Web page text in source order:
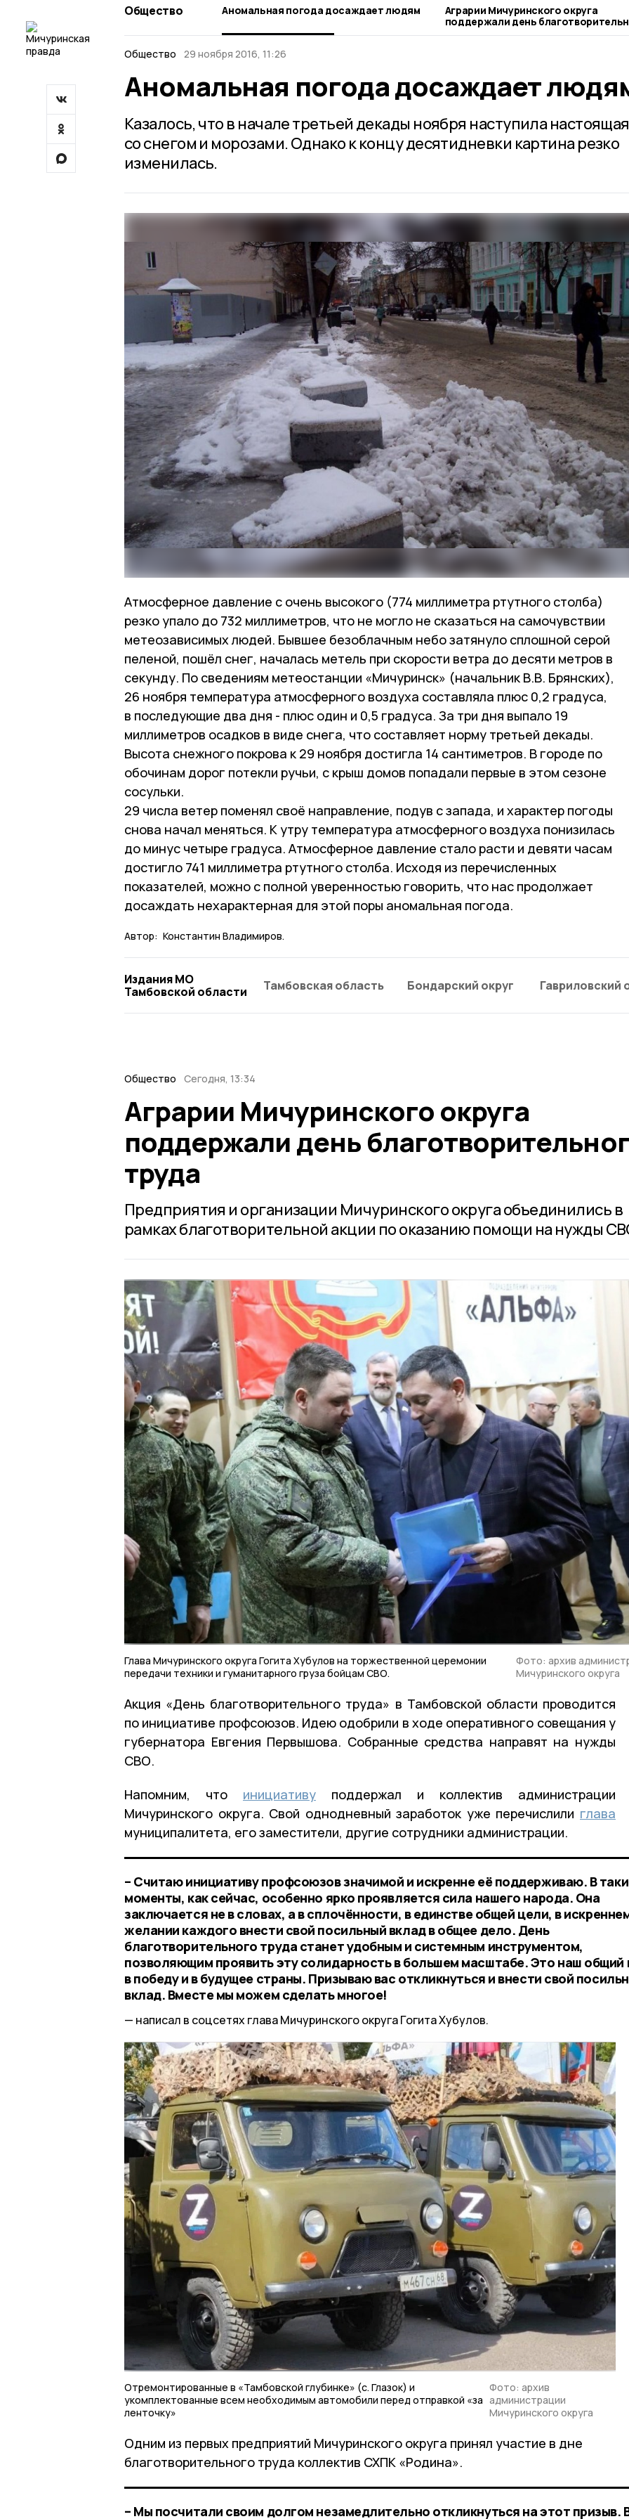
Общество Аномальная погода досаждает людям
Аграрии Мичуринского округа
поддержали день благотворительного
труда
Общество 29 ноября 2016, 11:26
Аномальная погода досаждает
Казалось, что в начале третьей декады ноября наступила
со снегом и морозами. Однако к концу десятидневки картина резко
изменилась.
Атмосферное давление с очень высокого (774 миллиметра ртутного столба)
резко упало до 732 миллиметров, что не могло не сказаться на самочувствии
метеозависимых людей. Бывшее безоблачным небо затянуло сплошной серой
пеленой, пошёл снег, началась метель при скорости ветра до десяти метров в
секунду. По сведениям метеостанции «Мичуринск» (начальник В.В. Брянских),
26 ноября температура атмосферного воздуха составляла плюс 0,2 градуса,
в последующие два дня - плюс один и 0,5 градуса. За три дня выпало 19
миллиметров осадков в виде снега, что составляет норму третьей декады.
Высота снежного покрова к 29 ноября достигла 14 сантиметров. В городе по
обочинам дорог потекли ручьи, с крыш домов попадали первые в этом сезоне
сосульки.
29 числа ветер поменял своё направление, подув с запада, и характер погоды
снова начал меняться. К утру температура атмосферного воздуха понизилась
до минус четыре градуса. Атмосферное давление стало расти и девяти часам
достигло 741 миллиметра ртутного столба. Исходя из перечисленных
показателей, можно с полной уверенностью говорить, что нас продолжает
досаждать нехарактерная для этой поры аномальная погода.
Автор: Константин Владимиров.
Издания МО
Тамбовской области
Тамбовская область Бондарский округ Гавриловский
Общество Сегодня, 13:34
Аграрии Мичуринского округа
поддержали день
труда
Предприятия и организации Мичуринского округа объединились в
рамках благотворительной акции по оказанию помощи на нужды
Глава Мичуринского округа Гогита Хубулов на торжественной церемонии
передачи техники и гуманитарного груза бойцам СВО.
Фото: архив
Мичуринского округа
Акция «День благотворительного труда» в Тамбовской области проводится
по инициативе профсоюзов. Идею одобрили в ходе оперативного совещания у
губернатора Евгения Первышова. Собранные средства направят на нужды
СВО.
Напомним, что инициативу поддержал и коллектив администрации
Мичуринского округа. Свой однодневный заработок уже перечислили глава
муниципалитета, его заместители, другие сотрудники администрации.
– Считаю инициативу профсоюзов значимой и искренне её поддерживаю. В
моменты, как сейчас, особенно ярко проявляется сила нашего народа. Она
заключается не в словах, а в сплочённости, в единстве общей цели, в
желании каждого внести свой посильный вклад в общее дело. День
благотворительного труда станет удобным и системным инструментом,
позволяющим проявить эту солидарность в большем масштабе. Это наш общий
в победу и в будущее страны. Призываю вас откликнуться и внести свой
вклад. Вместе мы можем сделать многое!
написал в соцсетях глава Мичуринского округа Гогита Хубулов.
Отремонтированные в «Тамбовской глубинке» (с. Глазок) и
укомплектованные всем необходимым автомобили перед отправкой «за
ленточку»
Фото: архив
администрации
Мичуринского округа
Одним из первых предприятий Мичуринского округа принял участие в дне
благотворительного труда коллектив СХПК «Родина».
– Мы посчитали своим долгом незамедлительно откликнуться на этот призыв.